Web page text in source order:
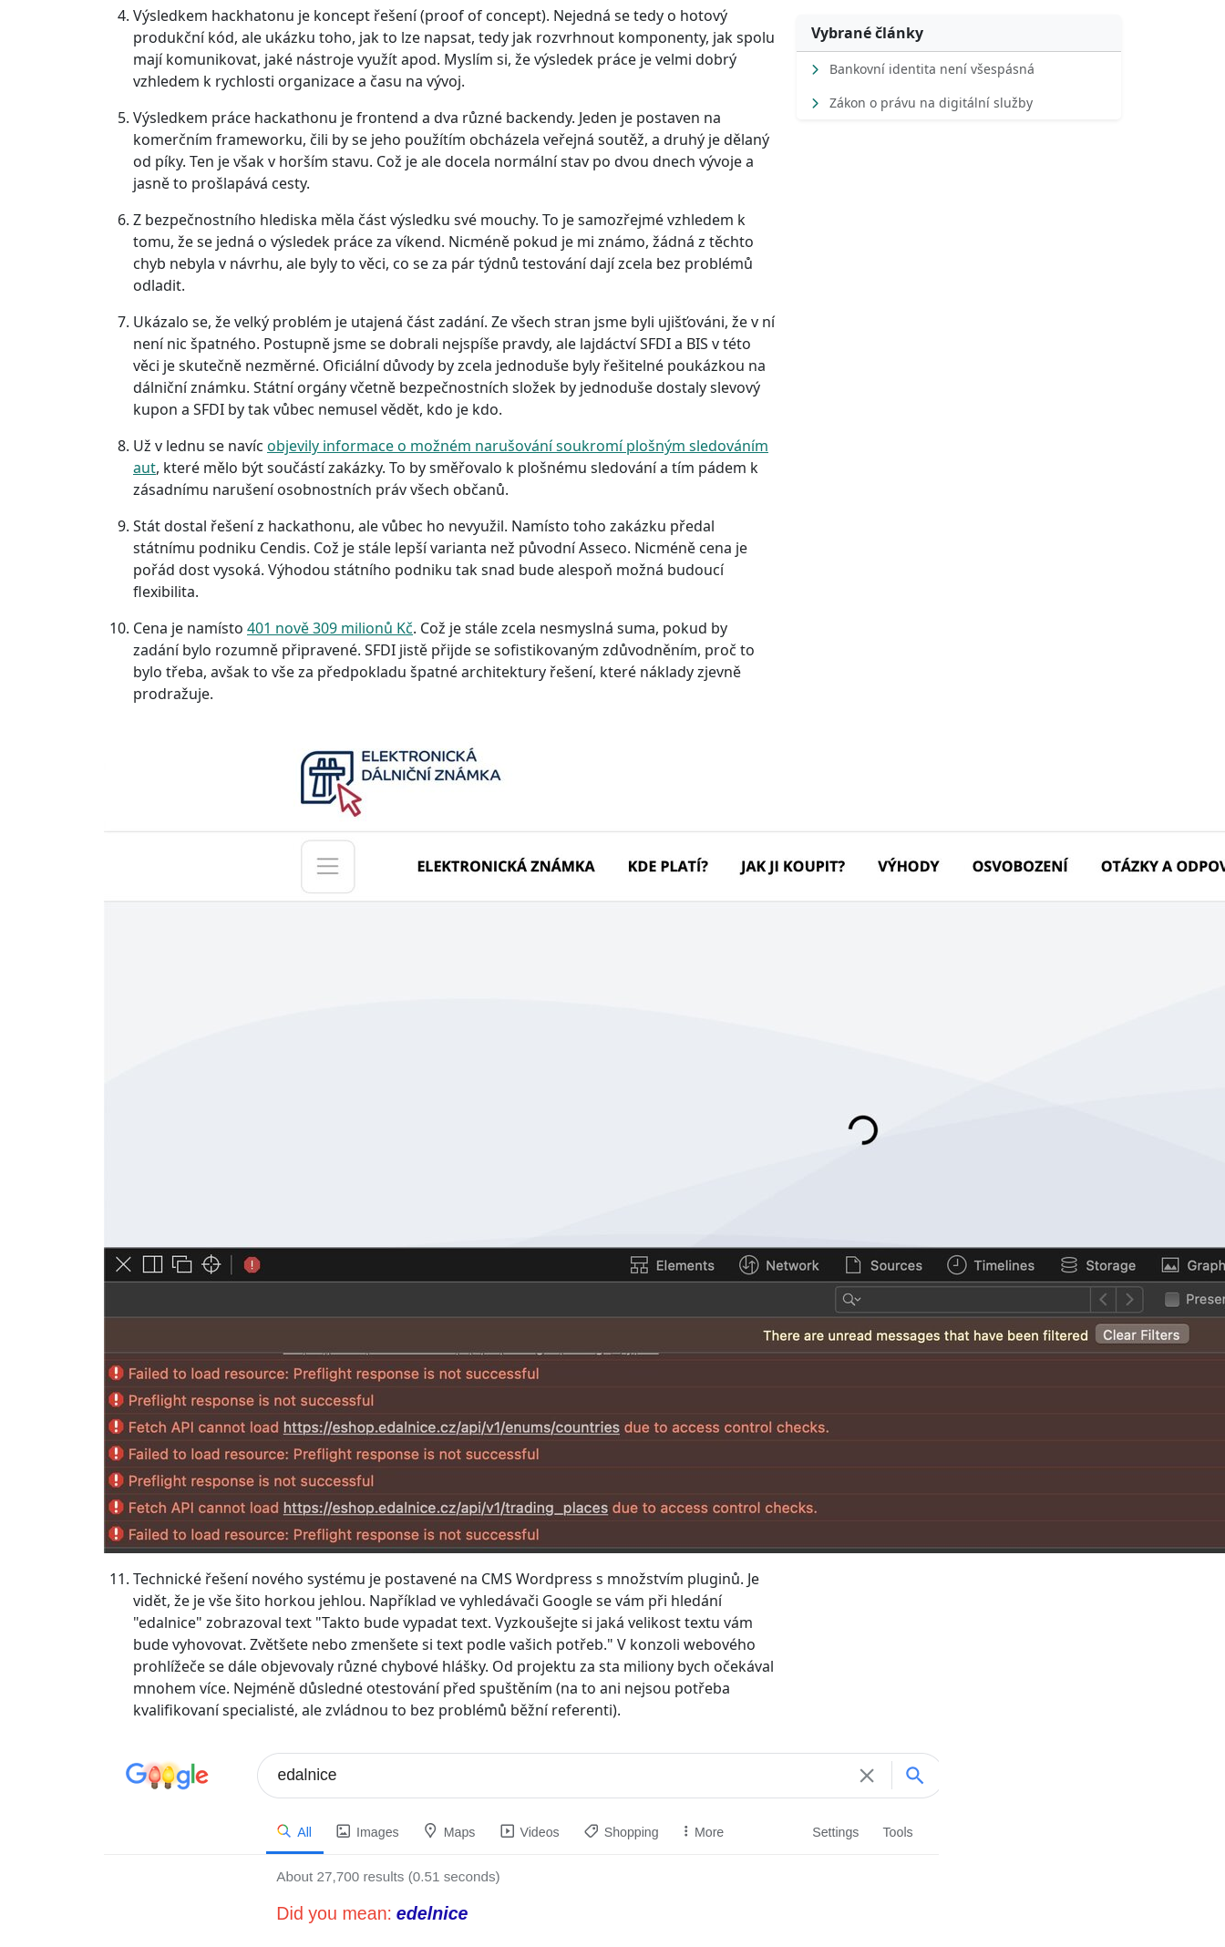
Výsledkem hackhatonu je koncept řešení (proof of concept). Nejedná se tedy o hotový
produkční kód, ale ukázku toho, jak to lze napsat, tedy jak rozvrhnout komponenty, jak spolu
mají komunikovat, jaké nástroje využít apod. Myslím si, že výsledek práce je velmi dobrý
vzhledem k rychlosti organizace a času na vývoj.
Výsledkem práce hackathonu je frontend a dva různé backendy. Jeden je postaven na
komerčním frameworku, čili by se jeho použítím obcházela veřejná soutěž, a druhý je dělaný
od píky. Ten je však v horším stavu. Což je ale docela normální stav po dvou dnech vývoje a
jasně to prošlapává cesty.
Z bezpečnostního hlediska měla část výsledku své mouchy. To je samozřejmé vzhledem k
tomu, že se jedná o výsledek práce za víkend. Nicméně pokud je mi známo, žádná z těchto
chyb nebyla v návrhu, ale byly to věci, co se za pár týdnů testování dají zcela bez problémů
odladit.
Ukázalo se, že velký problém je utajená část zadání. Ze všech stran jsme byli ujišťováni, že v ní
není nic špatného. Postupně jsme se dobrali nejspíše pravdy, ale lajdáctví SFDI a BIS v této
věci je skutečně nezměrné. Oficiální důvody by zcela jednoduše byly řešitelné poukázkou na
dálniční známku. Státní orgány včetně bezpečnostních složek by jednoduše dostaly slevový
kupon a SFDI by tak vůbec nemusel vědět, kdo je kdo.
Už v lednu se navíc objevily informace o možném narušování soukromí plošným sledováním
aut, které mělo být součástí zakázky. To by směřovalo k plošnému sledování a tím pádem k
zásadnímu narušení osobnostních práv všech občanů.
Stát dostal řešení z hackathonu, ale vůbec ho nevyužil. Namísto toho zakázku předal
státnímu podniku Cendis. Což je stále lepší varianta než původní Asseco. Nicméně cena je
pořád dost vysoká. Výhodou státního podniku tak snad bude alespoň možná budoucí
flexibilita.
Cena je namísto 401 nově 309 milionů Kč. Což je stále zcela nesmyslná suma, pokud by
zadání bylo rozumně připravené. SFDI jistě přijde se sofistikovaným zdůvodněním, proč to
bylo třeba, avšak to vše za předpokladu špatné architektury řešení, které náklady zjevně
prodražuje.
Technické řešení nového systému je postavené na CMS Wordpress s množstvím pluginů. Je
vidět, že je vše šito horkou jehlou. Například ve vyhledávači Google se vám při hledání
"edalnice" zobrazoval text "Takto bude vypadat text. Vyzkoušejte si jaká velikost textu vám
bude vyhovovat. Zvětšete nebo zmenšete si text podle vašich potřeb." V konzoli webového
prohlížeče se dále objevovaly různé chybové hlášky. Od projektu za sta miliony bych očekával
mnohem více. Nejméně důsledné otestování před spuštěním (na to ani nejsou potřeba
kvalifikovaní specialisté, ale zvládnou to bez problémů běžní referenti).
Vybrané články
Bankovní identita není všespásná
Zákon o právu na digitální služby